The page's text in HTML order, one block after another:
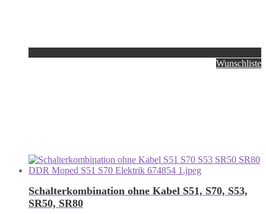
Wunschliste
Schalterkombination ohne Kabel S51, S70, S53,
SR50, SR80